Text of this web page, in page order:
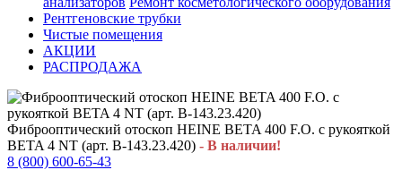
Рентгеновские трубки
Чистые помещения
АКЦИИ
РАСПРОДАЖА
Фиброоптический отоскоп HEINE BETA 400 F.O. с рукояткой
BETA 4 NT (арт. B-143.23.420) - В наличии!
8 (800) 600-65-43